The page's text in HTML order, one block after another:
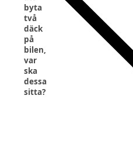
byta
två
däck
på
bilen,
var
ska
dessa
sitta?